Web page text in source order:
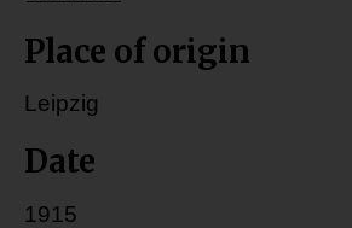
Place of origin
Leipzig
Date
1915